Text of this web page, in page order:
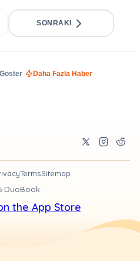
SONRAKI
Daha Fazla Haber
TermsSitemap
DuoBook.